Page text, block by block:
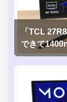
「TCL
できて